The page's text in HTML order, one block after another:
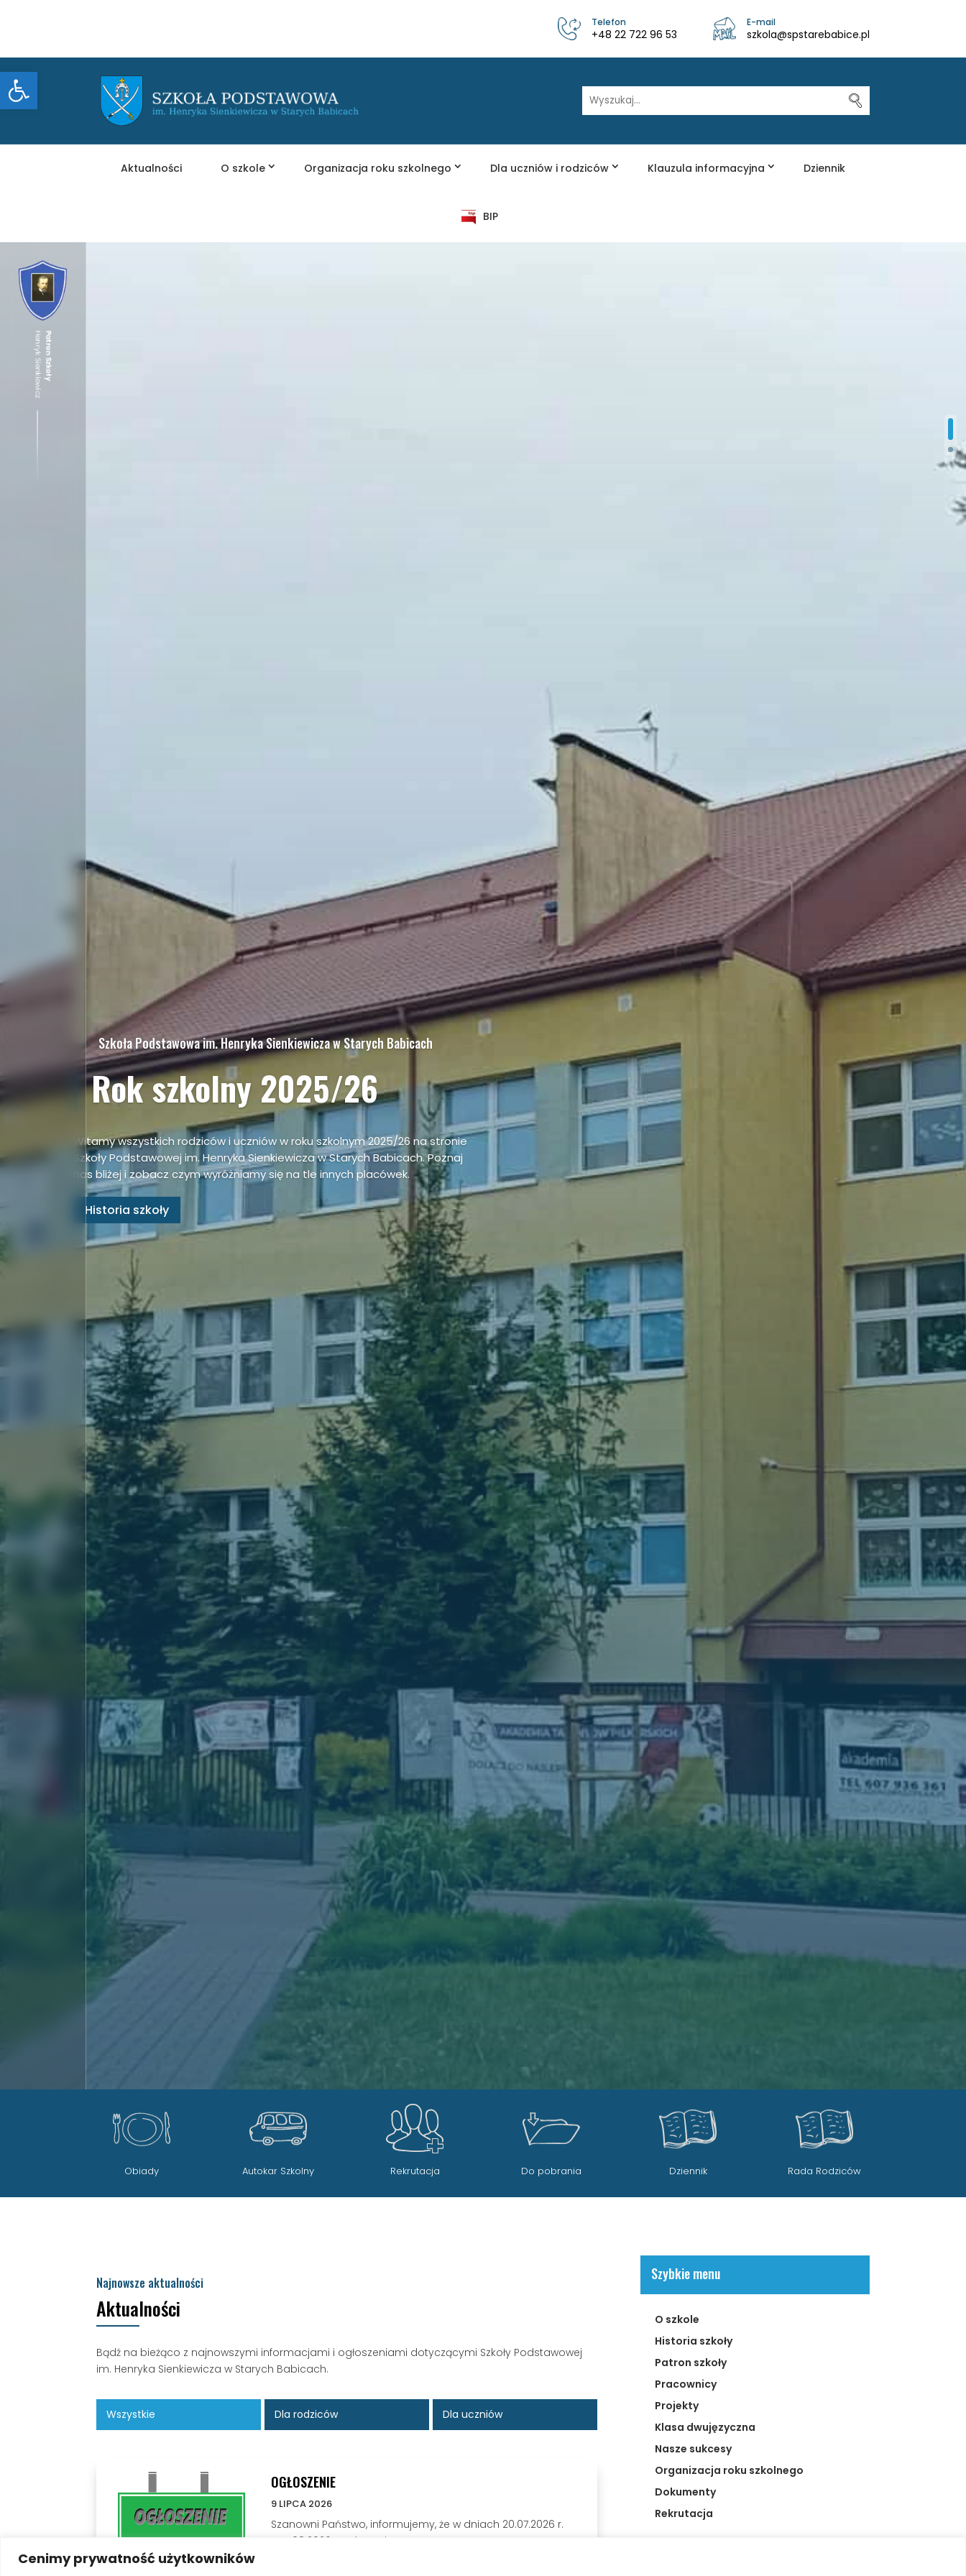
Otwórz pasek narzędzi
Cenimy prywatność użytkowników
Telefon
+48 22 722 96 53
E-mail
szkola@spstarebabice.pl
Wyszukaj
Aktualności O szkole Organizacja roku szkolnego Dla uczniów i rodziców Klauzula informacyjna Dziennik
BIP
Szkoła Podstawowa im. Henryka Sienkiewicza w Starych Babicach
Rok szkolny 2025/26
Witamy wszystkich rodziców i uczniów w roku szkolnym 2025/26 na stronie
Szkoły Podstawowej im. Henryka Sienkiewicza w Starych Babicach. Poznaj
nas bliżej i zobacz czym wyróżniamy się na tle innych placówek.
Historia szkoły
Autokar Szkolny Rekrutacja Do pobrania Dziennik Rada Rodziców Galeria Zdjęć
Najnowsze aktualności
Aktualności
Bądź na bieżąco z najnowszymi informacjami i ogłoszeniami dotyczącymi Szkoły Podstawowej
im. Henryka Sienkiewicza w Starych Babicach.
Wszystkie Dla rodziców Dla uczniów
OGŁOSZENIE
9 LIPCA 2026
Szanowni Państwo, informujemy, że w dniach 20.07.2026 r.
– 14.08.2026 r. sekretariat...
Szybkie menu
O szkole
Historia szkoły
Patron szkoły
Pracownicy
Projekty
Klasa dwujęzyczna
Nasze sukcesy
Organizacja roku szkolnego
Dokumenty
Rekrutacja